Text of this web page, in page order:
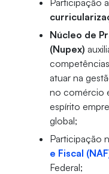
Núcleo de
(Nupex)
atuar na
no comércio
espírito
global;
Participação
e Fiscal
Federal;